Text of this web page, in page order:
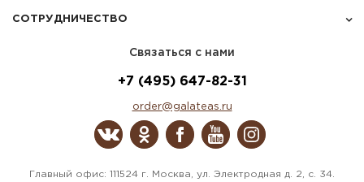
СОТРУДНИЧЕСТВО
Связаться с нами
+7 (495) 647-82-31
order@galateas.ru
Главный офис: 111524 г. Москва, ул. Электродная д. 2, с. 34.